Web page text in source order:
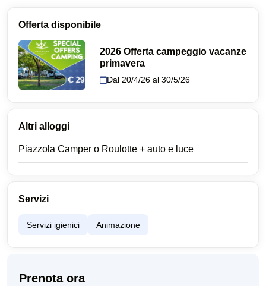
Offerta disponibile
2026 Offerta campeggio vacanze
primavera
Dal 20/4/26 al 30/5/26
Altri alloggi
Piazzola Camper o Roulotte + auto e luce
Servizi
Servizi igienici Animazione
Prenota ora